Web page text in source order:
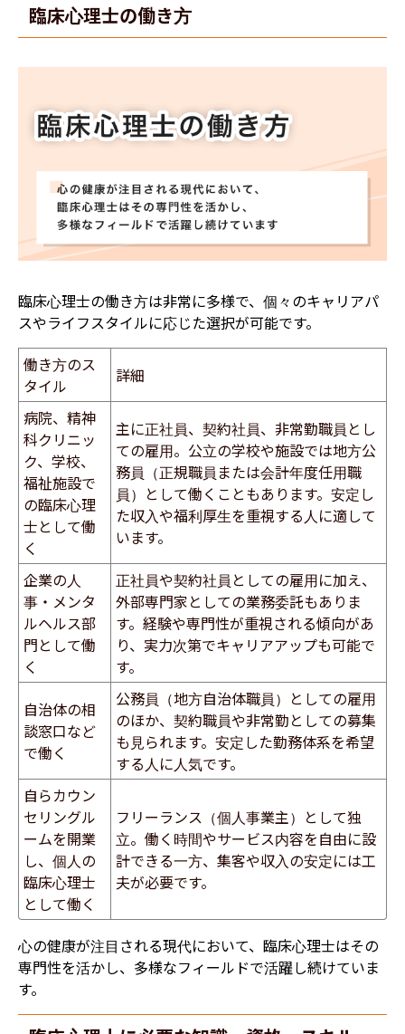
臨床心理士の働き方
臨床心理士の働き方は非常に多様で、個々のキャリアパ
スやライフスタイルに応じた選択が可能です。
働き方のス
タイル
詳細
病院、精神
科クリニッ
ク、学校、
福祉施設で
の臨床心理
士として働
く
主に正社員、契約社員、非常勤職員とし
ての雇用。公立の学校や施設では地方公
務員（正規職員または会計年度任用職
員）として働くこともあります。安定し
た収入や福利厚生を重視する人に適して
います。
企業の人
事・メンタ
ルヘルス部
門として働
く
正社員や契約社員としての雇用に加え、
外部専門家としての業務委託もありま
す。経験や専門性が重視される傾向があ
り、実力次第でキャリアアップも可能で
す。
自治体の相
談窓口など
で働く
公務員（地方自治体職員）としての雇用
のほか、契約職員や非常勤としての募集
も見られます。安定した勤務体系を希望
する人に人気です。
自らカウン
セリングル
ームを開業
し、個人の
臨床心理士
として働く
フリーランス（個人事業主）として独
立。働く時間やサービス内容を自由に設
計できる一方、集客や収入の安定には工
夫が必要です。
心の健康が注目される現代において、臨床心理士はその
専門性を活かし、多様なフィールドで活躍し続けていま
す。